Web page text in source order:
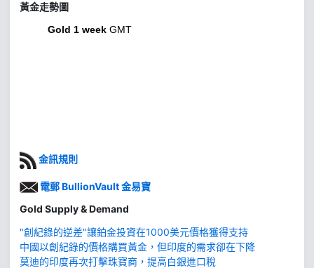
黃金走勢圖
Gold 1 week GMT
金訊規則
電郵 BullionVault 金易寶
Gold Supply & Demand
"創紀錄的逆差"讓鉑金投資在1000美元價格獲得支持
中國以創紀錄的價格購買黃金，但印度的需求卻在下降
莫迪的印度再次打擊珠寶商，提高白銀進口稅